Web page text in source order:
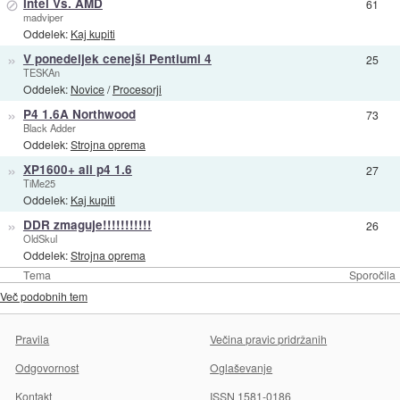
Tema Sporočila
madviper
Oddelek: Kaj kupiti
61
» V ponedeljek cenejši Pentiumi 4
TESKAn
Oddelek: Novice/Procesorji
25
» P4 1.6A Northwood
Black Adder
Oddelek:Strojna oprema
73
» XP1600+ ali p4 1.6
TiMe25
Oddelek: Kaj kupiti
27
» DDR zmaguje!!!!!!!!!!!
OldSkul
Oddelek:Strojna oprema
26
Več podobnih tem
Pravila
Večina pravic pridržanih
Odgovornost
Oglaševanje
Kontakt
ISSN 1581-0186